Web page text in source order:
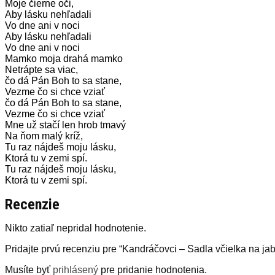
Moje čierne oči,
Aby lásku nehľadali
Vo dne ani v noci
Aby lásku nehľadali
Vo dne ani v noci
Mamko moja drahá mamko
Netrápte sa viac,
čo dá Pán Boh to sa stane,
Vezme čo si chce vziať
čo dá Pán Boh to sa stane,
Vezme čo si chce vziať
Mne už stačí len hrob tmavý
Na ňom malý kríž,
Tu raz nájdeš moju lásku,
Ktorá tu v zemi spí.
Tu raz nájdeš moju lásku,
Ktorá tu v zemi spí.
Recenzie
Nikto zatiaľ nepridal hodnotenie.
Pridajte prvú recenziu pre “Kandráčovci – Sadla včielka na
Musíte byť prihlásený pre pridanie hodnotenia.